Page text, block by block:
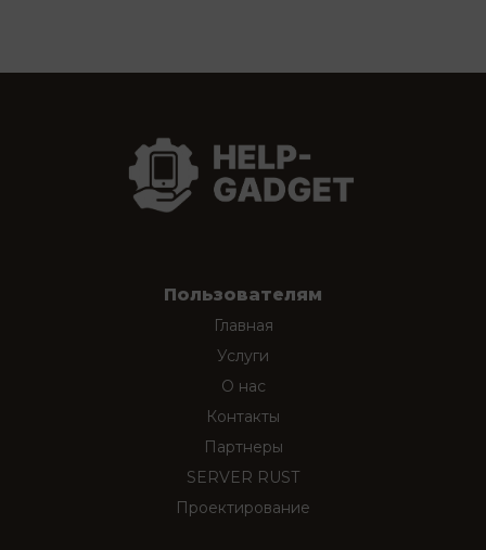
Пользователям
Главная
Услуги
О нас
Контакты
Партнеры
SERVER RUST
Проектирование